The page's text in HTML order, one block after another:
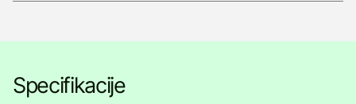
Specifikacije